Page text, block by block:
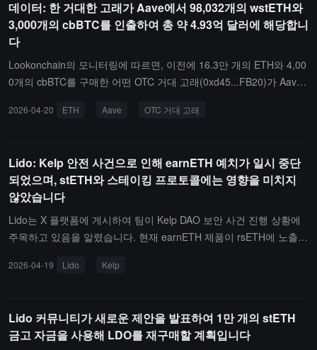
데이터: 한 거대한 고래가 Aave에서 98,032개의 wstETH와
3,000개의 cbBTC를 인출하여 총 약 4.93억 달러에 해당합니
다
Lookonchain의 모니터링에 따르면, 이전에 16.3만 개의 ETH와 4,00
0개의 cbBTC를 구매한 어떤 OTC 거대 고래(0xd45...FB20)가 Aave
치 2.21억 달러)를 인출했습니다.KelpDAO rsETH 브리지 취약점의
로 교환하여 237개의 ETH(가치 54만 달러)의 손실을 초래했습니다.
현재 해당 주소는 Aave에서 10,000개의 ETH(가치 2,280만 달러)를
남겨두고 있습니다.
2026-04-20 ETH Aave OTC 거대 고래
Lido: Kelp 안전 사건으로 인해 earnETH 예치가 일시 중단
되었으며, stETH와 스테이킹 프로토콜에는 영향을 미치지
않았습니다
Lido는 X 플랫폼에 게시하여 팀이 Kelp DAO 보안 사건 진행 상황에
주목하고 있음을 알렸습니다. 현재 earnETH 제품이 rsETH에 노출되
련 파트너와 함께 사태 발전을 평가하고 있습니다. 이후 진행 상황에
이킹 프로토콜 자체와 관련이 없다고 덧붙였습니다.
2026-04-19 Lido Kelp
Lido 커뮤니티가 새로운 제안을 발표하여 1만 개의 stETH
금고 자금을 사용해 LDO를 재구매할 계획입니다